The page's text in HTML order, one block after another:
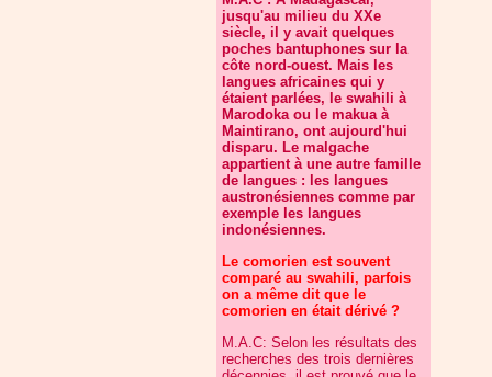
jusqu'au milieu du XXe
siècle, il y avait quelques
poches bantuphones sur la
côte nord-ouest. Mais les
langues africaines qui y
étaient parlées, le swahili à
Marodoka ou le makua à
Maintirano, ont aujourd'hui
disparu. Le malgache
appartient à une autre famille
de langues : les langues
austronésiennes comme par
exemple les langues
indonésiennes.
Le comorien est souvent
comparé au swahili, parfois
on a même dit que le
comorien en était dérivé ?
M.A.C: Selon les résultats des
recherches des trois dernières